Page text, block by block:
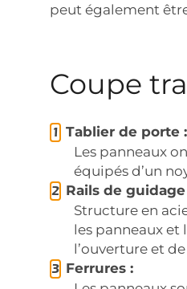
peut également
Coupe
Tablier de porte :
Les panneaux
équipés d’un
Rails de guidage
Structure en
les panneaux
l’ouverture et
Ferrures :